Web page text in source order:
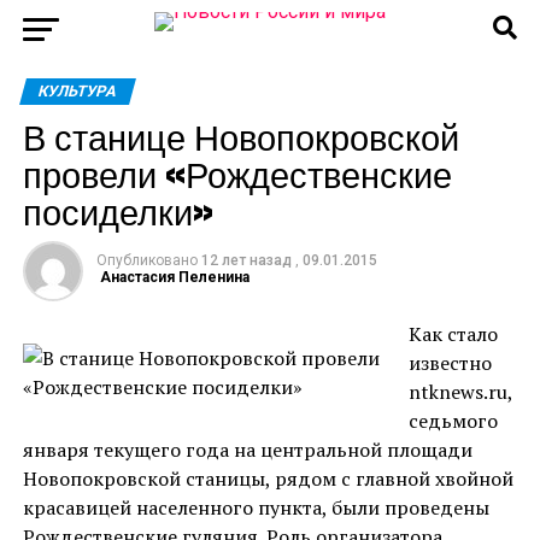
КУЛЬТУРА
В станице Новопокровской
провели «Рождественские
посиделки»
Опубликовано 12 лет назад , 09.01.2015
Анастасия Пеленина
Как стало
известно
ntknews.ru,
седьмого
января текущего года на центральной площади
Новопокровской станицы, рядом с главной хвойной
красавицей населенного пункта, были проведены